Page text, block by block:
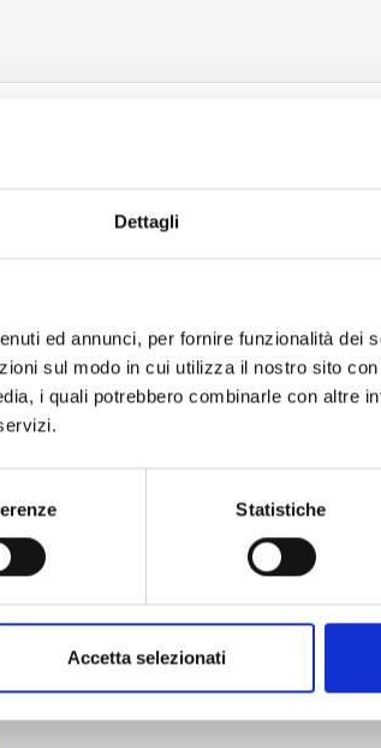
Dettagli
ed annunci, per fornire funzionalità dei
sul modo in cui utilizza il nostro sito
i quali potrebbero combinarle con altre
Statistiche
Accetta selezionati
Giudicatrice open